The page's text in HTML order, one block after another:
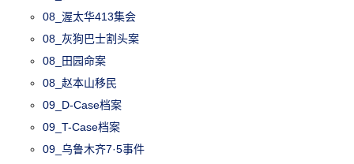
08_渥太华413集会
08_灰狗巴士割头案
08_田园命案
08_赵本山移民
09_D-Case档案
09_T-Case档案
09_乌鲁木齐7·5事件